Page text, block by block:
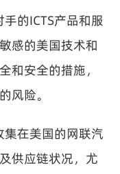
的ICTS产品和服
感的美国技术和
和安全的措施，
风险。
集在美国的网联汽
供应链状况，尤